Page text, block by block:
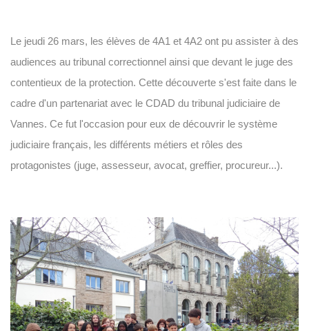
Le jeudi 26 mars, les élèves de 4A1 et 4A2 ont pu assister à des
audiences au tribunal correctionnel ainsi que devant le juge des
contentieux de la protection. Cette découverte s'est faite dans le
cadre d'un partenariat avec le CDAD du tribunal judiciaire de
Vannes. Ce fut l'occasion pour eux de découvrir le système
judiciaire français, les différents métiers et rôles des
protagonistes (juge, assesseur, avocat, greffier, procureur...).